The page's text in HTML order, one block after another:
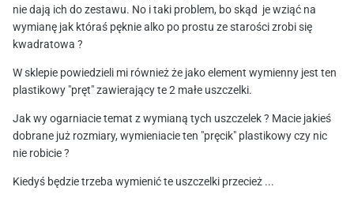
nie dają ich do zestawu. No i taki problem, bo skąd je wziąć na
wymianę jak któraś pęknie alko po prostu ze starości zrobi się
kwadratowa ?
W sklepie powiedzieli mi również że jako element wymienny jest ten
plastikowy "pręt" zawierający te 2 małe uszczelki.
Jak wy ogarniacie temat z wymianą tych uszczelek ? Macie jakieś
dobrane już rozmiary, wymieniacie ten "pręcik" plastikowy czy nic
nie robicie ?
Kiedyś będzie trzeba wymienić te uszczelki przecież ...